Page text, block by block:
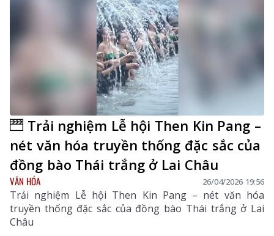
Trải nghiệm Lễ hội Then Kin Pang –
nét văn hóa truyền thống đặc sắc của
đồng bào Thái trắng ở Lai Châu
VĂN HÓA 26/04/2026 19:56
Trải nghiệm Lễ hội Then Kin Pang – nét văn hóa
truyền thống đặc sắc của đồng bào Thái trắng ở Lai
Châu